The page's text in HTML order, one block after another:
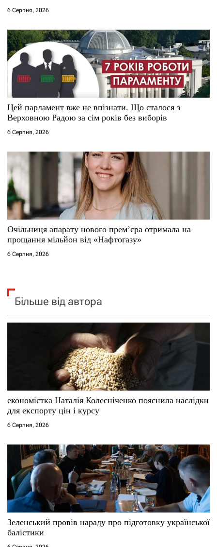
в
6 Серпня, 2026
Цей парламент вже не впізнати. Що сталося з
Верховною Радою за сім років без виборів
6 Серпня, 2026
Очільниця апарату нового прем’єра отримала на
прощання мільйон від «Нафтогазу»
6 Серпня, 2026
Більше від автора
економістка Наталія Колесніченко пояснила наслідки
для експорту цін і курсу
6 Серпня, 2026
Зеленський провів нараду про підготовку української
балістики